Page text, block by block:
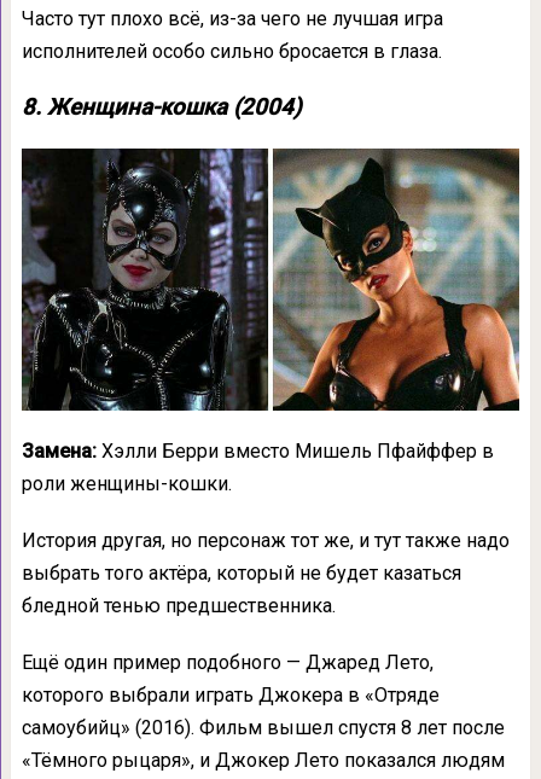
Часто тут плохо всё, из-за чего не лучшая игра
исполнителей особо сильно бросается в глаза.
8. Женщина-кошка (2004)
Замена:Хэлли Берри вместо Мишель Пфайффер в
роли женщины-кошки.
История другая, но персонаж тот же, и тут также надо
выбрать того актёра, который не будет казаться
бледной тенью предшественника.
Ещё один пример подобного — Джаред Лето,
которого выбрали играть Джокера в «Отряде
самоубийц» (2016). Фильм вышел спустя 8 лет после
«Тёмного рыцаря», и Джокер Лето показался людям